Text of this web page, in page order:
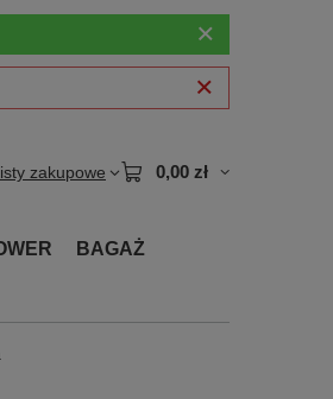
zakupowe 0,00 zł
BAGAŻ